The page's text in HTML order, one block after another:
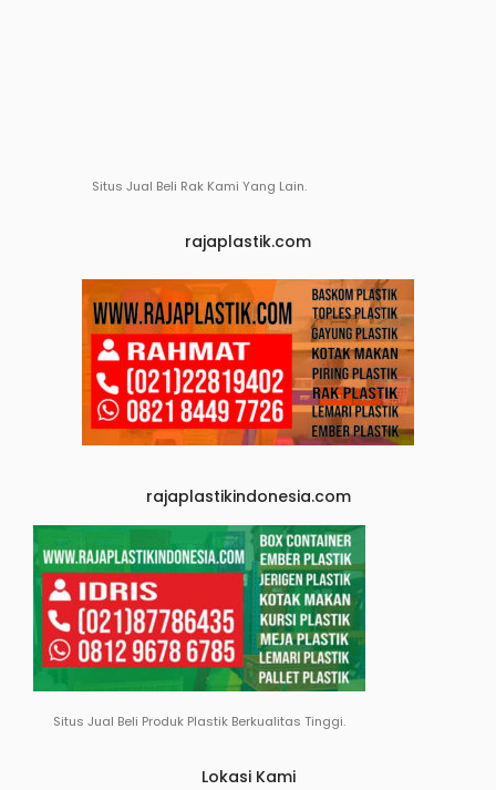
Situs Jual Beli Rak Kami Yang Lain.
rajaplastik.com
rajaplastikindonesia.com
Situs Jual Beli Produk Plastik Berkualitas Tinggi.
Lokasi Kami